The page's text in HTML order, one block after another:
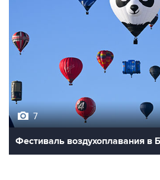
7
Фестиваль воздухоплавания в